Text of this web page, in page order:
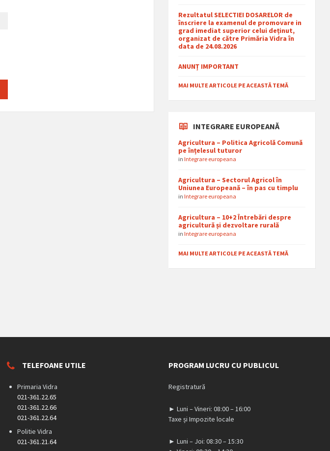
Rezultatul SELECTIEI DOSARELOR de
înscriere la examenul de promovare in
grad imediat superior celui deținut,
organizat de către Primăria Vidra în
data de 24.08.2026
ANUNȚ IMPORTANT
MAI MULTE ARTICOLE PE ACEASTĂ TEMĂ
INTEGRARE EUROPEANĂ
Agricultura – Politica Agricolă Comună
pe înțelesul tuturor
inIntegrare europeana
Agricultura – Sectorul Agricol în
Uniunea Europeană – în pas cu timplu
inIntegrare europeana
Agricultura – 10+2 Întrebări despre
agricultură și dezvoltare rurală
inIntegrare europeana
MAI MULTE ARTICOLE PE ACEASTĂ TEMĂ
TELEFOANE UTILE
Primaria Vidra
021-361.22.65
021-361.22.66
021-361.22.64
Politie Vidra
021-361.21.64
PROGRAM LUCRU CU PUBLICUL
Registratură
► Luni – Vineri: 08:00 – 16:00
Taxe și Impozite locale
► Luni – Joi: 08:30 – 15:30